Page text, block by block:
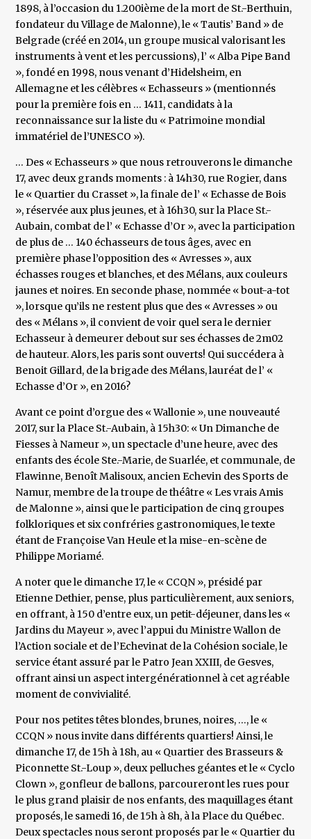
1898, à l’occasion du 1.200ième de la mort de St.-Berthuin,
fondateur du Village de Malonne), le « Tautis’ Band » de
Belgrade (créé en 2014, un groupe musical valorisant les
instruments à vent et les percussions), l’ « Alba Pipe Band
», fondé en 1998, nous venant d’Hidelsheim, en
Allemagne et les célèbres « Echasseurs » (mentionnés
pour la première fois en … 1411, candidats à la
reconnaissance sur la liste du « Patrimoine mondial
immatériel de l’UNESCO »).
… Des « Echasseurs » que nous retrouverons le dimanche
17, avec deux grands moments : à 14h30, rue Rogier, dans
le « Quartier du Crasset », la finale de l’ « Echasse de Bois
», réservée aux plus jeunes, et à 16h30, sur la Place St.-
Aubain, combat de l’ « Echasse d’Or », avec la participation
de plus de … 140 échasseurs de tous âges, avec en
première phase l’opposition des « Avresses », aux
échasses rouges et blanches, et des Mélans, aux couleurs
jaunes et noires. En seconde phase, nommée « bout-a-tot
», lorsque qu’ils ne restent plus que des « Avresses » ou
des « Mélans », il convient de voir quel sera le dernier
Echasseur à demeurer debout sur ses échasses de 2m02
de hauteur. Alors, les paris sont ouverts! Qui succédera à
Benoit Gillard, de la brigade des Mélans, lauréat de l’ «
Echasse d’Or », en 2016?
Avant ce point d’orgue des « Wallonie », une nouveauté
2017, sur la Place St.-Aubain, à 15h30: « Un Dimanche de
Fiesses à Nameur », un spectacle d’une heure, avec des
enfants des école Ste.-Marie, de Suarlée, et communale, de
Flawinne, Benoît Malisoux, ancien Echevin des Sports de
Namur, membre de la troupe de théâtre « Les vrais Amis
de Malonne », ainsi que le participation de cinq groupes
folkloriques et six confréries gastronomiques, le texte
étant de Françoise Van Heule et la mise-en-scène de
Philippe Moriamé.
A noter que le dimanche 17, le « CCQN », présidé par
Etienne Dethier, pense, plus particulièrement, aux seniors,
en offrant, à 150 d’entre eux, un petit-déjeuner, dans les «
Jardins du Mayeur », avec l’appui du Ministre Wallon de
l’Action sociale et de l’Echevinat de la Cohésion sociale, le
service étant assuré par le Patro Jean XXIII, de Gesves,
offrant ainsi un aspect intergénérationnel à cet agréable
moment de convivialité.
Pour nos petites têtes blondes, brunes, noires, …, le «
CCQN » nous invite dans différents quartiers! Ainsi, le
dimanche 17, de 15h à 18h, au « Quartier des Brasseurs &
Piconnette St.-Loup », deux pelluches géantes et le « Cyclo
Clown », gonfleur de ballons, parcoureront les rues pour
le plus grand plaisir de nos enfants, des maquillages étant
proposés, le samedi 16, de 15h à 8h, à la Place du Québec.
Deux spectacles nous seront proposés par le « Quartier du